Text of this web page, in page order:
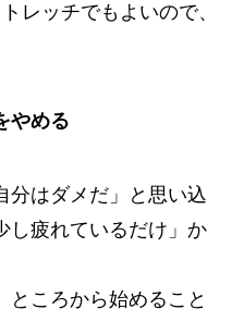
レッチでもよいので、
やめる
分はダメだ」と思い込
し疲れているだけ」か
ところから始めること